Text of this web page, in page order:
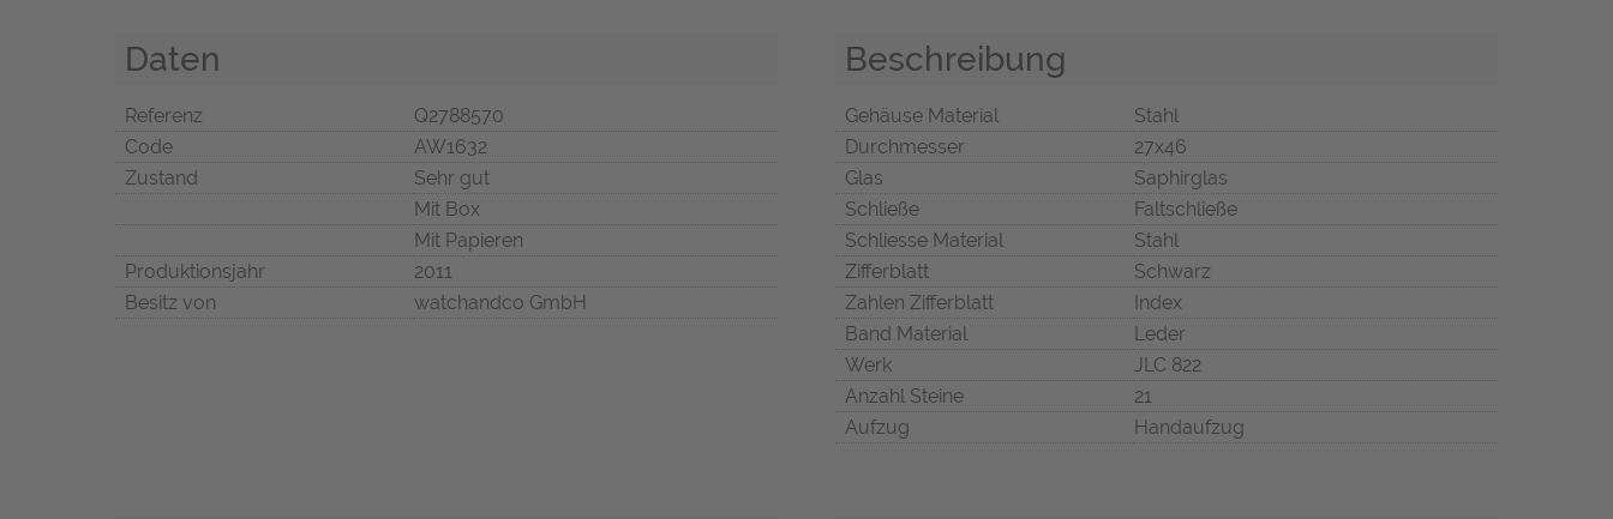
Daten
Referenz
Q2788570
Code
AW1632
Zustand
Sehr gut
Mit Box
Mit Papieren
Produktionsjahr
2011
Besitz von
watchandco GmbH
Beschreibung
Gehäuse Material
Stahl
Durchmesser
27x46
Glas
Saphirglas
Schließe
Faltschließe
Schliesse Material
Stahl
Zifferblatt
Schwarz
Zahlen Zifferblatt
Index
Band Material
Leder
Werk
JLC 822
Anzahl Steine
21
Aufzug
Handaufzug